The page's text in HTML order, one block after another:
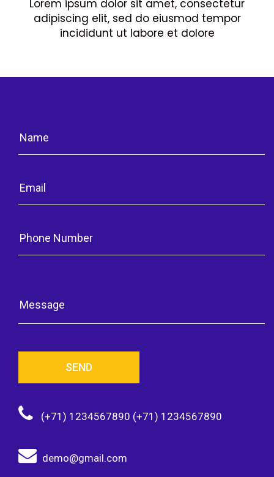
Lorem ipsum dolor sit amet, consectetur
adipiscing elit, sed do eiusmod tempor
incididunt ut labore et dolore
SEND
(+71) 1234567890 (+71) 1234567890
demo@gmail.com